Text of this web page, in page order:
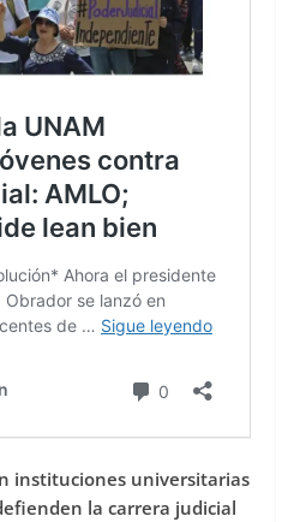
instituciones universitarias
la carrera judicial